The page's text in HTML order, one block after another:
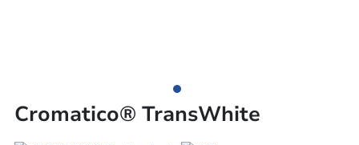
Cromatico® TransWhite